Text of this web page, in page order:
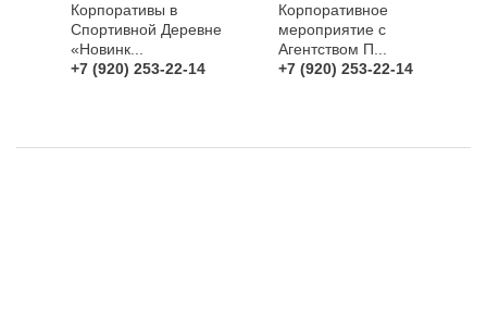
Корпоративы в
Спортивной Деревне
«Новинк...
+7 (920) 253-22-14
Корпоративное
мероприятие с
Агентством П...
+7 (920) 253-22-14